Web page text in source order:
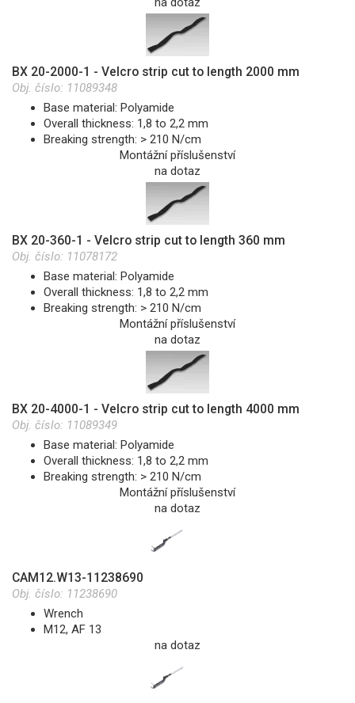
BX 20-2000-1 - Velcro strip cut to length 2000 mm
Obj. číslo: 11089348
Base material: Polyamide
Overall thickness: 1,8 to 2,2 mm
Breaking strength: > 210 N/cm
Montážní příslušenství
na dotaz
BX 20-360-1 - Velcro strip cut to length 360 mm
Obj. číslo: 11078172
Base material: Polyamide
Overall thickness: 1,8 to 2,2 mm
Breaking strength: > 210 N/cm
Montážní příslušenství
na dotaz
BX 20-4000-1 - Velcro strip cut to length 4000 mm
Obj. číslo: 11089349
Base material: Polyamide
Overall thickness: 1,8 to 2,2 mm
Breaking strength: > 210 N/cm
Montážní příslušenství
na dotaz
CAM12.W13-11238690
Obj. číslo: 11238690
Wrench
M12, AF 13
na dotaz